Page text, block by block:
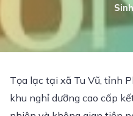
Tọa lạc tại xã Tu Vũ, tỉnh
khu nghỉ dưỡng cao cấp